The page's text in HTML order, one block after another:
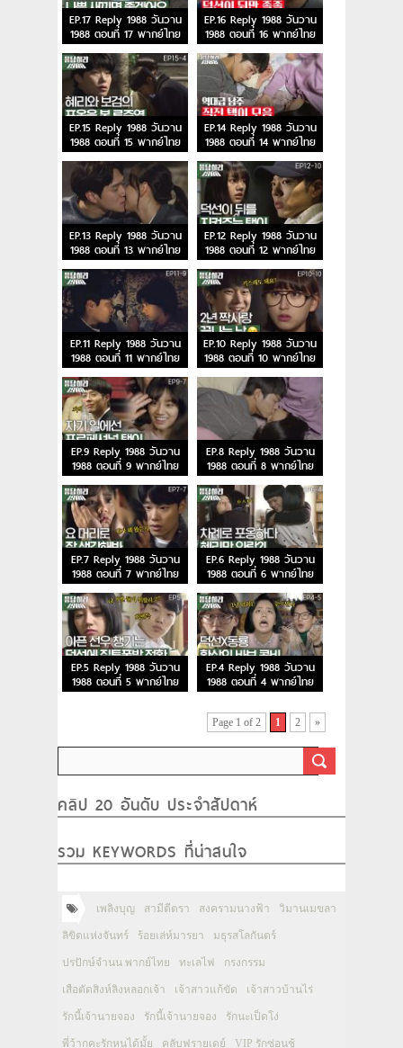
EP.17 Reply 1988 วันวาน
1988 ตอนที่ 17 พากย์ไทย
EP.16 Reply 1988 วันวาน
1988 ตอนที่ 16 พากย์ไทย
EP.15 Reply 1988 วันวาน
1988 ตอนที่ 15 พากย์ไทย
EP.14 Reply 1988 วันวาน
1988 ตอนที่ 14 พากย์ไทย
EP.13 Reply 1988 วันวาน
1988 ตอนที่ 13 พากย์ไทย
EP.12 Reply 1988 วันวาน
1988 ตอนที่ 12 พากย์ไทย
EP.11 Reply 1988 วันวาน
1988 ตอนที่ 11 พากย์ไทย
EP.10 Reply 1988 วันวาน
1988 ตอนที่ 10 พากย์ไทย
EP.9 Reply 1988 วันวาน
1988 ตอนที่ 9 พากย์ไทย
EP.8 Reply 1988 วันวาน
1988 ตอนที่ 8 พากย์ไทย
EP.7 Reply 1988 วันวาน
1988 ตอนที่ 7 พากย์ไทย
EP.6 Reply 1988 วันวาน
1988 ตอนที่ 6 พากย์ไทย
EP.5 Reply 1988 วันวาน
1988 ตอนที่ 5 พากย์ไทย
EP.4 Reply 1988 วันวาน
1988 ตอนที่ 4 พากย์ไทย
Page 1 of 2 1 2 »
คลิป 20 อันดับ ประจำสัปดาห์
รวม KEYWORDS ที่น่าสนใจ
เพลิงบุญ สามีตีตรา สงครามนางฟ้า วิมานเมขลา
ลิขิตแห่งจันทร์ ร้อยเล่ห์มารยา มธุรสโลกันตร์
ปรปักษ์จำนน พากย์ไทย ทะเลไฟ กรงกรรม
เสือตัดสิงห์ลิงหลอกเจ้า เจ้าสาวแก้ขัด เจ้าสาวบ้านไร่
รักนี้เจ้านายจอง รักนี้เจ้านายจอง รักนะเป็ดโง่
พี่ว้ากคะรักหนูได้มั้ย คลับฟรายเดย์ VIP รักซ่อนชู้